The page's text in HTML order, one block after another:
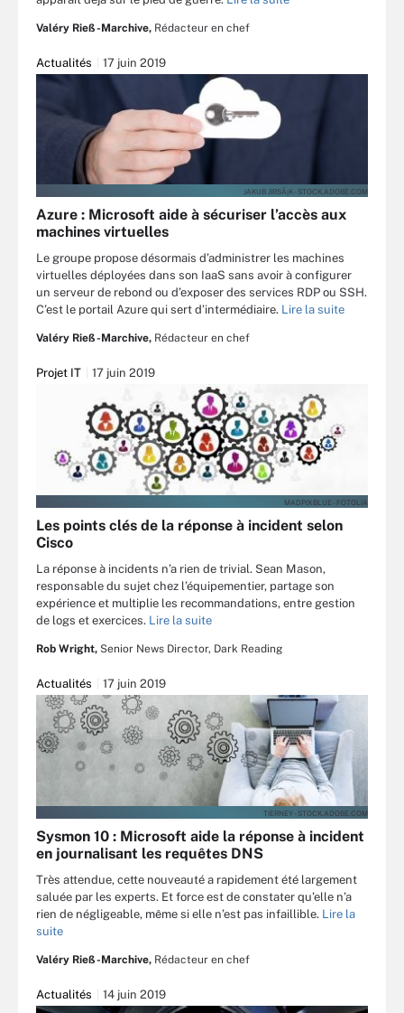
Valéry Rieß-Marchive, Rédacteur en chef
Actualités 17 juin 2019
JAKUB JIRSÃ¡K - STOCK.ADOBE.COM
Azure : Microsoft aide à sécuriser l’accès aux
machines virtuelles
Le groupe propose désormais d’administrer les machines
virtuelles déployées dans son IaaS sans avoir à configurer
un serveur de rebond ou d’exposer des services RDP ou SSH.
C’est le portail Azure qui sert d’intermédiaire. Lire la suite
Valéry Rieß-Marchive, Rédacteur en chef
Projet IT 17 juin 2019
MADPIXBLUE - FOTOLIA
Les points clés de la réponse à incident selon
Cisco
La réponse à incidents n’a rien de trivial. Sean Mason,
responsable du sujet chez l’équipementier, partage son
expérience et multiplie les recommandations, entre gestion
de logs et exercices. Lire la suite
Rob Wright, Senior News Director, Dark Reading
Actualités 17 juin 2019
TIERNEY - STOCK.ADOBE.COM
Sysmon 10 : Microsoft aide la réponse à incident
en journalisant les requêtes DNS
Très attendue, cette nouveauté a rapidement été largement
saluée par les experts. Et force est de constater qu’elle n’a
rien de négligeable, même si elle n’est pas infaillible. Lire la
suite
Valéry Rieß-Marchive, Rédacteur en chef
Actualités 14 juin 2019